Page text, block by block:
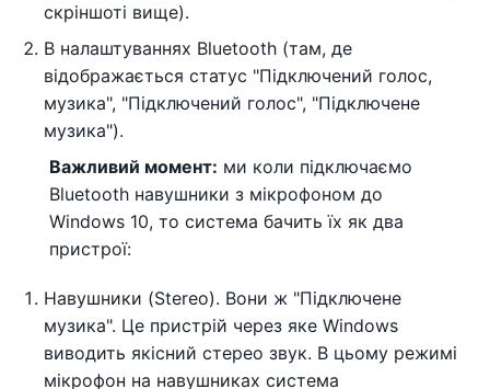
скріншоті вище).
В налаштуваннях Bluetooth (там, де
відображається статус "Підключений голос,
музика", "Підключений голос", "Підключене
музика").
Важливий момент: ми коли підключаємо
Bluetooth навушники з мікрофоном до
Windows 10, то система бачить їх як два
пристрої:
Навушники (Stereo). Вони ж "Підключене
музика". Це пристрій через яке Windows
виводить якісний стерео звук. В цьому режимі
мікрофон на навушниках система